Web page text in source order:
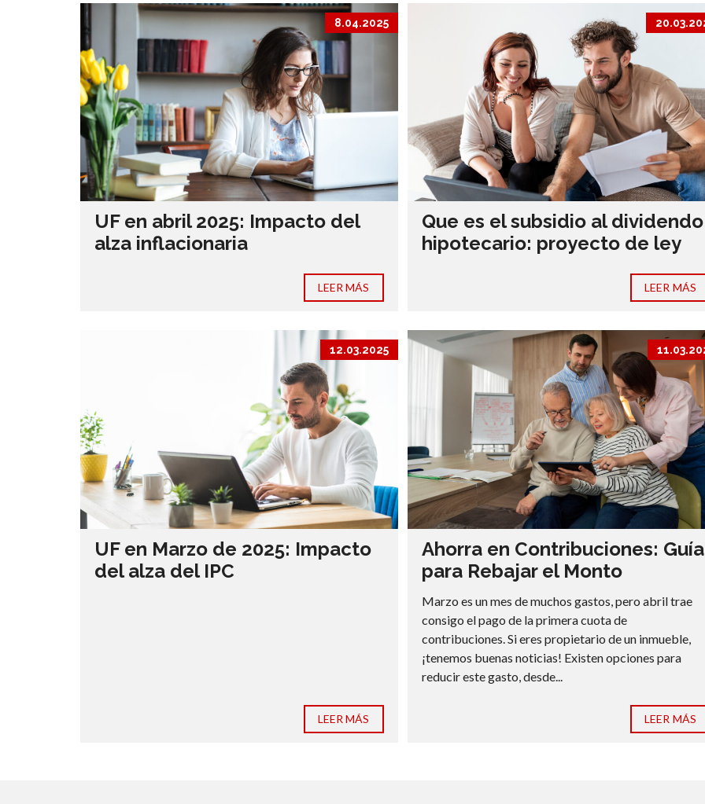
8.04.2025
UF en abril 2025: Impacto del
alza inflacionaria
LEER MÁS
Que es el subsidio al dividendo
hipotecario: proyecto de ley
LEER MÁS
12.03.2025
UF en Marzo de 2025: Impacto
del alza del IPC
LEER MÁS
Ahorra en Contribuciones: Guía
para Rebajar el Monto
Marzo es un mes de muchos gastos, pero abril trae
consigo el pago de la primera cuota de
contribuciones. Si eres propietario de un inmueble,
¡tenemos buenas noticias! Existen opciones para
reducir este gasto, desde...
LEER MÁS